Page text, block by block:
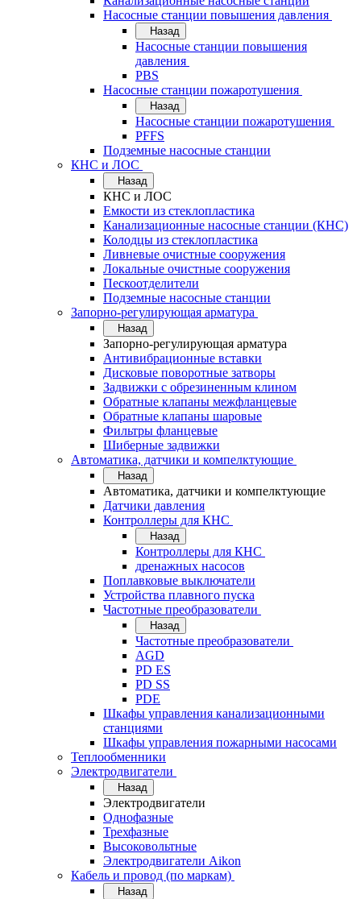
Насосные станции повышения давления
Назад
Насосные станции повышения
давления
PBS
Насосные станции пожаротушения
Назад
Насосные станции пожаротушения
PFFS
Подземные насосные станции
КНС и ЛОС
Назад
КНС и ЛОС
Емкости из стеклопластика
Канализационные насосные станции (КНС)
Колодцы из стеклопластика
Ливневые очистные сооружения
Локальные очистные сооружения
Пескоотделители
Подземные насосные станции
Запорно-регулирующая арматура
Назад
Запорно-регулирующая арматура
Антивибрационные вставки
Дисковые поворотные затворы
Задвижки с обрезиненным клином
Обратные клапаны межфланцевые
Обратные клапаны шаровые
Фильтры фланцевые
Шиберные задвижки
Автоматика, датчики и компелктующие
Назад
Автоматика, датчики и компелктующие
Датчики давления
Контроллеры для КНС
Назад
Контроллеры для КНС
дренажных насосов
Поплавковые выключатели
Устройства плавного пуска
Частотные преобразователи
Назад
Частотные преобразователи
AGD
PD ES
PD SS
PDE
Шкафы управления канализационными
станциями
Шкафы управления пожарными насосами
Теплообменники
Электродвигатели
Назад
Электродвигатели
Однофазные
Трехфазные
Высоковольтные
Электродвигатели Aikon
Кабель и провод (по маркам)
Назад